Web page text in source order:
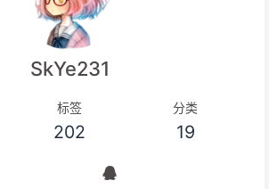
SkYe231
标签
202
分类
19